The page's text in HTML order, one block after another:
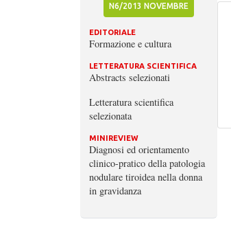
N6/2013 NOVEMBRE
EDITORIALE
Formazione e cultura
LETTERATURA SCIENTIFICA
Abstracts selezionati
Letteratura scientifica
selezionata
MINIREVIEW
Diagnosi ed orientamento
clinico-pratico della patologia
nodulare tiroidea nella donna
in gravidanza